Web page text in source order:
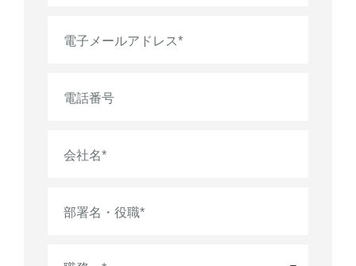
電子メールアドレス*
電話番号
会社名*
部署名・役職*